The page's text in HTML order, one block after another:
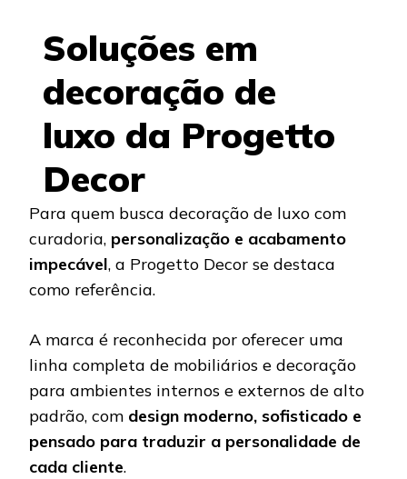
Soluções em
decoração de
luxo da Progetto
Decor
Para quem busca decoração de luxo com
curadoria, personalização e acabamento
impecável, a Progetto Decor se destaca
como referência.
A marca é reconhecida por oferecer uma
linha completa de mobiliários e decoração
para ambientes internos e externos de alto
padrão, com design moderno, sofisticado e
pensado para traduzir a personalidade de
cada cliente.